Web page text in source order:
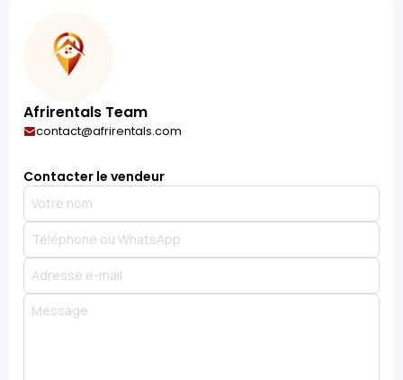
Afrirentals Team
contact@afrirentals.com
Contacter le vendeur